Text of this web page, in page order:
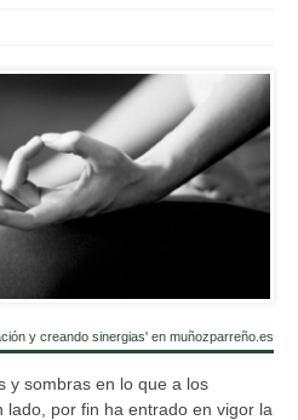
y creando sinergias' en muñozparreño.es
y sombras en lo que a los
por fin ha entrado en vigor la